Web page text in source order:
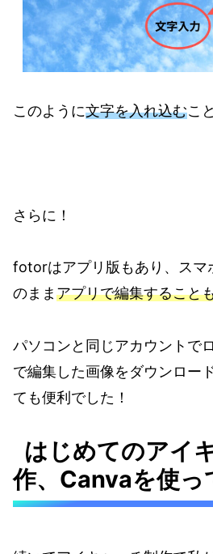
このように文字を入れ込むこ
さらに！
fotorはアプリ版もあり、スマ
のままアプリで編集すること
パソコンと同じアカウントで
で編集した画像をダウンロー
ても便利でした！
はじめてのアイ
作、Canvaを使っ